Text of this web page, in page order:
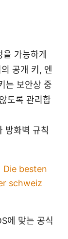
가능하게
공개 키, 엔
는 보안상 중
도록 관리합
방화벽 규칙
Die besten
schweiz
에 맞는 공식